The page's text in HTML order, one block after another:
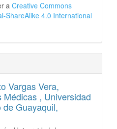
a Creative Commons
ShareAlike 4.0 International
Vargas Vera,
Médicas , Universidad
Guayaquil,